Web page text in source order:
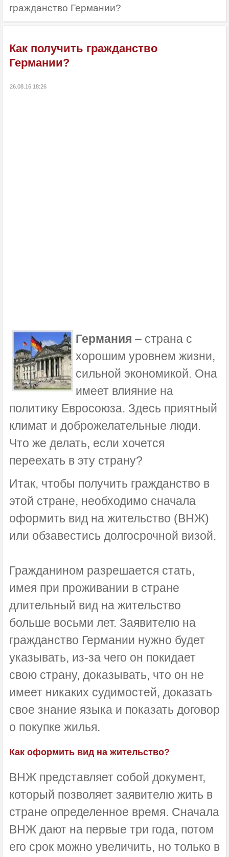
гражданство Германии?
Как получить гражданство
Германии?
26.08.16 18:26
Германия – страна с
хорошим уровнем жизни,
сильной экономикой. Она
имеет влияние на
политику Евросоюза. Здесь приятный
климат и доброжелательные люди.
Что же делать, если хочется
переехать в эту страну?
Итак, чтобы получить гражданство в
этой стране, необходимо сначала
оформить вид на жительство (ВНЖ)
или обзавестись долгосрочной визой.
Гражданином разрешается стать,
имея при проживании в стране
длительный вид на жительство
больше восьми лет. Заявителю на
гражданство Германии нужно будет
указывать, из-за чего он покидает
свою страну, доказывать, что он не
имеет никаких судимостей, доказать
свое знание языка и показать договор
о покупке жилья.
Как оформить вид на жительство?
ВНЖ представляет собой документ,
который позволяет заявителю жить в
стране определенное время. Сначала
ВНЖ дают на первые три года, потом
его срок можно увеличить, но только в